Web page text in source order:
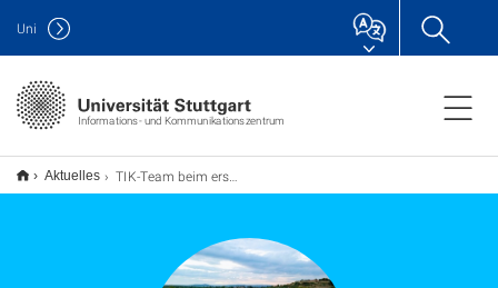
Informations- und Kommunikationszentrum
Uni
Aktuelles TIK-Team beim ersten virtuellen Campus Run